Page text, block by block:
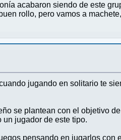
acabaron siendo de este
rollo, pero vamos a
jugando en solitario te
se plantean con el objetivo
jugador de este tipo.
pensando en jugarlos con